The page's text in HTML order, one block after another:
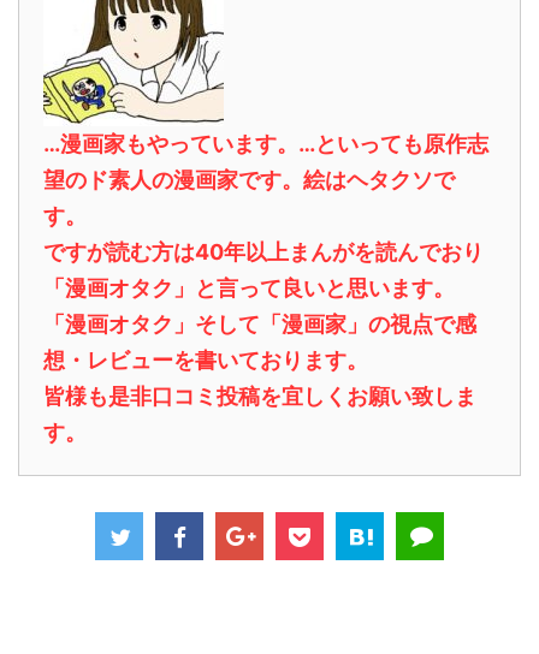
…漫画家もやっています。…といっても原作志
望のド素人の漫画家です。絵はヘタクソで
す。
ですが読む方は40年以上まんがを読んでおり
「漫画オタク」と言って良いと思います。
「漫画オタク」そして「漫画家」の視点で感
想・レビューを書いております。
皆様も是非口コミ投稿を宜しくお願い致しま
す。